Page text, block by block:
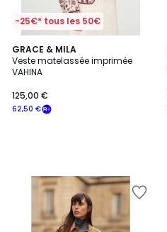
-25€* tous les 50€
GRACE & MILA
Veste matelassée imprimée
VAHINA
62,50 €
125,00 €